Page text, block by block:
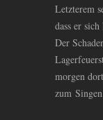
Letzterem
dass er
Der
morgen
zum Singen.